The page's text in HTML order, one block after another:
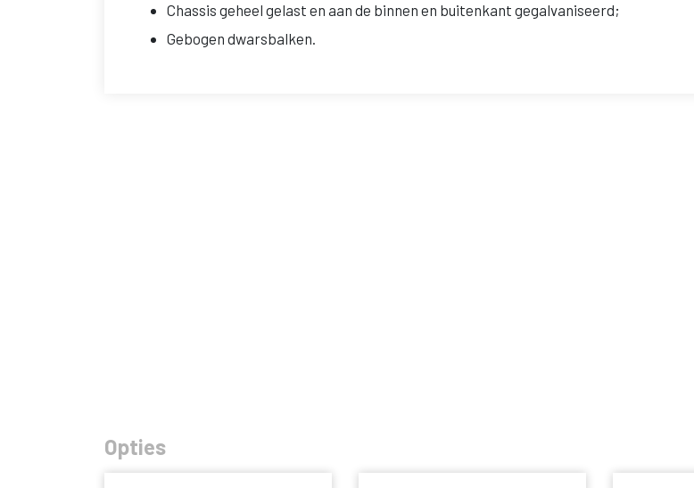
Chassis geheel gelast en aan de binnen en buitenkant gegalvaniseerd;
Gebogen dwarsbalken.
Opties